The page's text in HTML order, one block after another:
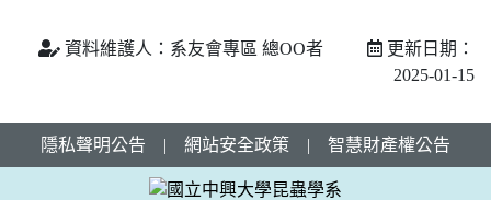
資料維護人：系友會專區 總OO者
更新日期：
2025-01-15
隱私聲明公告 | 網站安全政策 | 智慧財產權公告